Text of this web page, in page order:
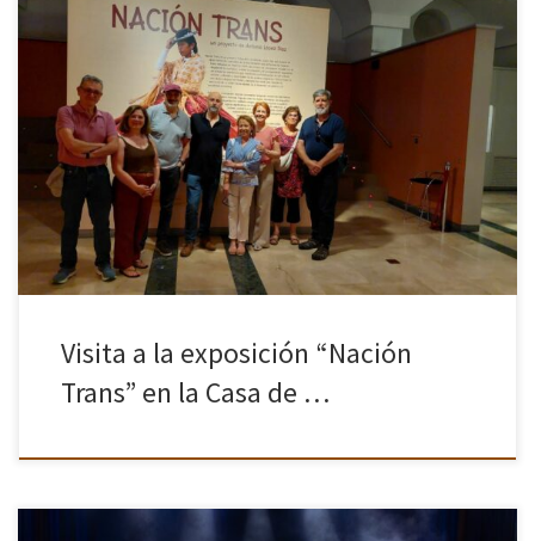
El pasado 21 de mayo, visitamos la exposición “Nación Trans”, en
el Museo de América, una actividad que reunió a ocho socios y
que contó, además, con un privilegio excepcional: […]
Visita a la exposición “Nación
Trans” en la Casa de …